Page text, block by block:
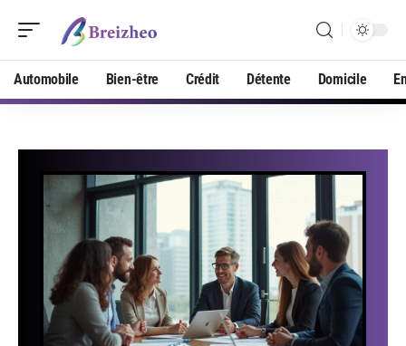
Automobile Bien-être Crédit Détente Domicile